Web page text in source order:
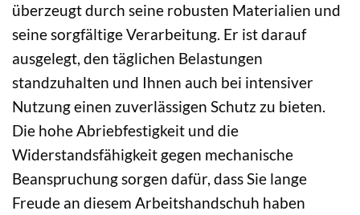
überzeugt durch seine robusten Materialien und
seine sorgfältige Verarbeitung. Er ist darauf
ausgelegt, den täglichen Belastungen
standzuhalten und Ihnen auch bei intensiver
Nutzung einen zuverlässigen Schutz zu bieten.
Die hohe Abriebfestigkeit und die
Widerstandsfähigkeit gegen mechanische
Beanspruchung sorgen dafür, dass Sie lange
Freude an diesem Arbeitshandschuh haben